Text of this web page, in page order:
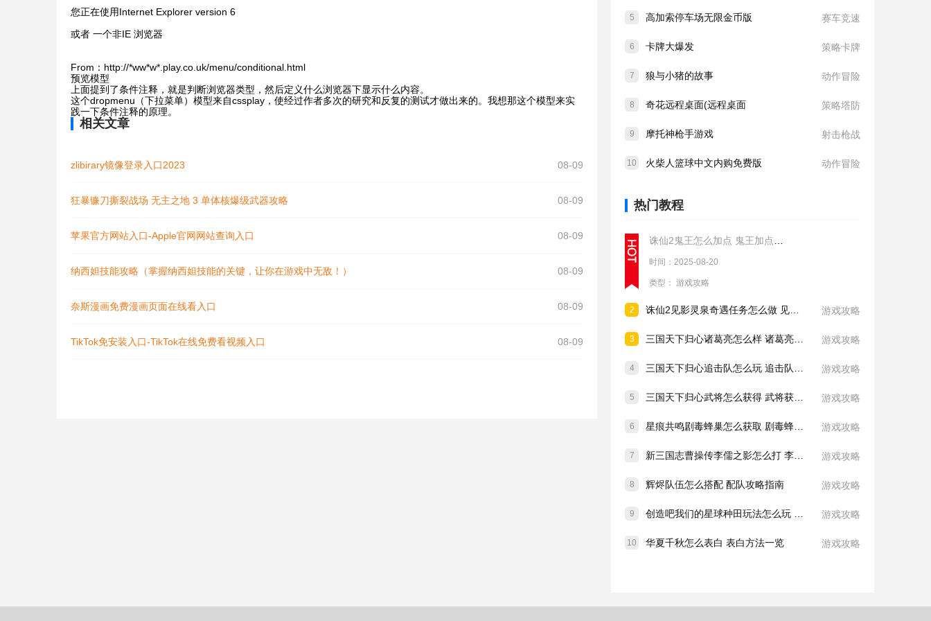
5 高加索停车场无限金币版 赛车竞速
6 卡牌大爆发 策略卡牌
7 狼与小猪的故事 动作冒险
8 奇花远程桌面(远程桌面 策略塔防
9 摩托神枪手游戏 射击枪战
10 火柴人篮球中文内购免费版 动作冒险
热门教程
时间：2025-08-20
类型： 游戏攻略
2 游戏攻略
3 游戏攻略
4 游戏攻略
5 游戏攻略
6 游戏攻略
7 游戏攻略
8 辉烬队伍怎么搭配 配队攻略指南 游戏攻略
9 游戏攻略
10 华夏千秋怎么表白 表白方法一览 游戏攻略
您正在使用Internet Explorer version 6
或者 一个非IE 浏览器
From：http://*ww*w*.play.co.uk/menu/conditional.html
预览模型
上面提到了条件注释，就是判断浏览器类型，然后定义什么浏览器下显示什么内容。
这个dropmenu（下拉菜单）模型来自cssplay，使经过作者多次的研究和反复的测试才做出来的。我想那这个模型来实
践一下条件注释的原理。
相关文章
zlibirary镜像登录入口2023 08-09
狂暴镰刀撕裂战场 无主之地 3 单体核爆级武器攻略 08-09
苹果官方网站入口-Apple官网网站查询入口 08-09
纳西妲技能攻略（掌握纳西妲技能的关键，让你在游戏中无敌！） 08-09
奈斯漫画免费漫画页面在线看入口 08-09
TikTok免安装入口-TikTok在线免费看视频入口 08-09